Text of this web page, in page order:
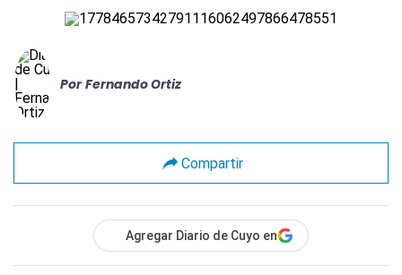
Por Fernando Ortiz
Compartir
Agregar Diario de Cuyo en